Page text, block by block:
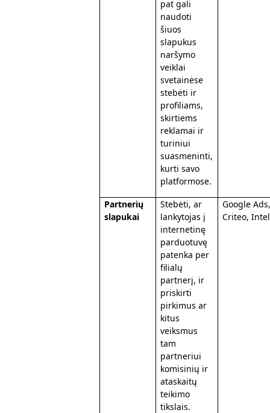
pat gali
naudoti
šiuos
slapukus
naršymo
veiklai
svetainėse
stebėti ir
profiliams,
skirtiems
reklamai ir
turiniui
suasmeninti,
kurti savo
platformose.
Partnerių
slapukai
Stebėti, ar
lankytojas į
internetinę
parduotuvę
patenka per
filialų
partnerį, ir
priskirti
pirkimus ar
kitus
veiksmus
tam
partneriui
komisinių ir
ataskaitų
teikimo
tikslais.
Google
Criteo,